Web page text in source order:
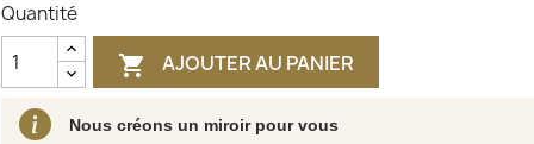
Quantité
 AJOUTER AU PANIER
Nous créons un miroir pour vous